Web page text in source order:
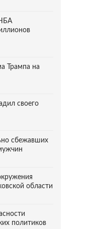
Трампа на
своего
сбежавших
области
политиков